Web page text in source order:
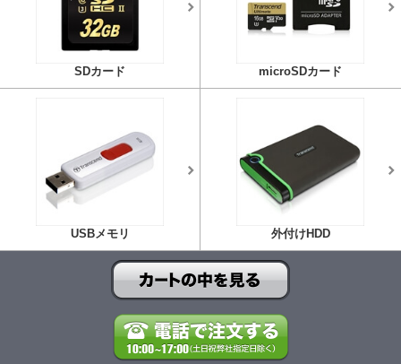
販売価格：
0(税込)
DG-CAM10
販売価格：
0(税込)
DG-CAM11
デジカメスタンド
(3段タイプ)
DG-CAM12
一眼レフデジタル
カメラ・ビデオカ
メラ両対応
YT-CAM011
SDカード microSDカード
USBメモリ 外付けHDD